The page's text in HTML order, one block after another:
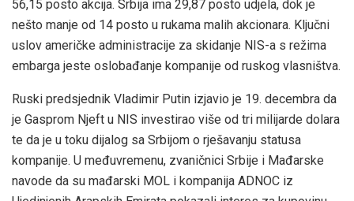
56,15 posto akcija. Srbija ima 29,87 posto udjela, dok je
nešto manje od 14 posto u rukama malih akcionara. Ključni
uslov američke administracije za skidanje NIS-a s režima
embarga jeste oslobađanje kompanije od ruskog vlasništva.
Ruski predsjednik Vladimir Putin izjavio je 19. decembra da
je Gasprom Njeft u NIS investirao više od tri milijarde dolara
te da je u toku dijalog sa Srbijom o rješavanju statusa
kompanije. U međuvremenu, zvaničnici Srbije i Mađarske
navode da su mađarski MOL i kompanija ADNOC iz